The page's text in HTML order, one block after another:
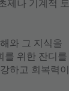
제나 기계적 토
와 그 지식을
를 위한 잔디를
하고 회복력이